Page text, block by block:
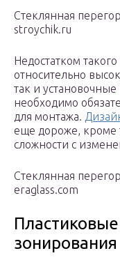
Стеклянная
stroychik.ru
Недостатком
относительно
так и
необходимо
для монтажа.
еще дороже, кроме
сложности с
Стеклянная
eraglass.com
зонирования